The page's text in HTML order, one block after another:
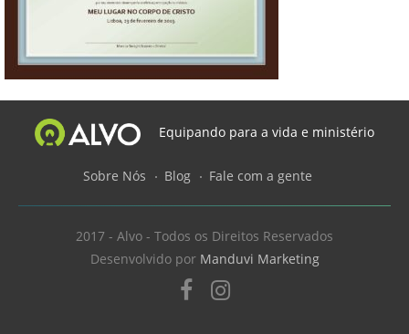
Equipando para a vida e ministério
Sobre Nós Blog Fale com a gente
2017 - Alvo - Todos os Direitos Reservados
Desenvolvido por Manduvi Marketing